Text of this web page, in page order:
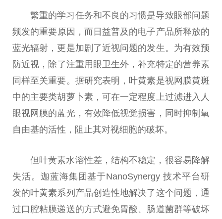
繁重的学习任务和不良的习惯是导致眼部问题
频发的重要原因，而日益普及的电子产品所释放的
蓝光辐射，更是加剧了近视问题的发生。为有效预
防近视，除了注重用眼卫生外，补充特定的营养素
同样至关重要。据研究表明，叶黄素是视网膜黄斑
中的主要类胡萝卜素，可在一定程度上过滤进入人
眼视网膜的蓝光，有效降低视觉损害，同时抑制氧
自由基的活性 ，阻止其对视细胞的破坏。
但叶黄素水溶性差，结构不稳定，很容易降解
失活。迦蓝海集团基于NanoSynergy 技术平台研
发的叶黄素系列产品创造性地解决了这个问题，通
过口腔粘膜递送的方式避免胃酸、肠道菌群等破坏